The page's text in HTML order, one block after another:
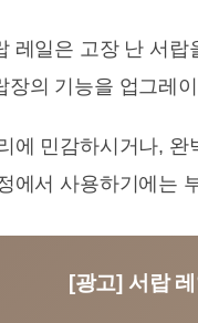
레일은 고장 난 서
장의 기능을 업그레
에 민감하시거나,
에서 사용하기에는
[광고] 서랍